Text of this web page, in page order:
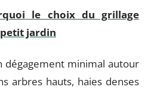
le choix du grillage
jardin
dégagement minimal autour
arbres hauts, haies denses